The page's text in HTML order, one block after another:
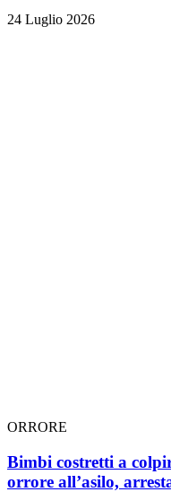
24 Luglio 2026
ORRORE
Bimbi costretti a
orrore all’asilo,